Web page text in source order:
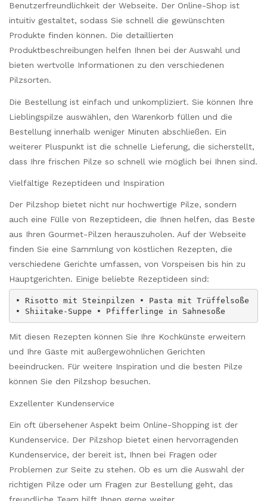
Benutzerfreundlichkeit der Webseite. Der Online-Shop ist
intuitiv gestaltet, sodass Sie schnell die gewünschten
Produkte finden können. Die detaillierten
Produktbeschreibungen helfen Ihnen bei der Auswahl und
bieten wertvolle Informationen zu den verschiedenen
Pilzsorten.
Die Bestellung ist einfach und unkompliziert. Sie können Ihre
Lieblingspilze auswählen, den Warenkorb füllen und die
Bestellung innerhalb weniger Minuten abschließen. Ein
weiterer Pluspunkt ist die schnelle Lieferung, die sicherstellt,
dass Ihre frischen Pilze so schnell wie möglich bei Ihnen sind.
Vielfältige Rezeptideen und Inspiration
Der Pilzshop bietet nicht nur hochwertige Pilze, sondern
auch eine Fülle von Rezeptideen, die Ihnen helfen, das Beste
aus Ihren Gourmet-Pilzen herauszuholen. Auf der Webseite
finden Sie eine Sammlung von köstlichen Rezepten, die
verschiedene Gerichte umfassen, von Vorspeisen bis hin zu
Hauptgerichten. Einige beliebte Rezeptideen sind:
• Risotto mit Steinpilzen • Pasta mit Trüffelsoße
• Shiitake-Suppe • Pfifferlinge in Sahnesoße
Mit diesen Rezepten können Sie Ihre Kochkünste erweitern
und Ihre Gäste mit außergewöhnlichen Gerichten
beeindrucken. Für weitere Inspiration und die besten Pilze
können Sie den Pilzshop besuchen.
Exzellenter Kundenservice
Ein oft übersehener Aspekt beim Online-Shopping ist der
Kundenservice. Der Pilzshop bietet einen hervorragenden
Kundenservice, der bereit ist, Ihnen bei Fragen oder
Problemen zur Seite zu stehen. Ob es um die Auswahl der
richtigen Pilze oder um Fragen zur Bestellung geht, das
freundliche Team hilft Ihnen gerne weiter.